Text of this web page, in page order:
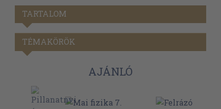
TARTALOM
TÉMAKÖRÖK
AJÁNLÓ